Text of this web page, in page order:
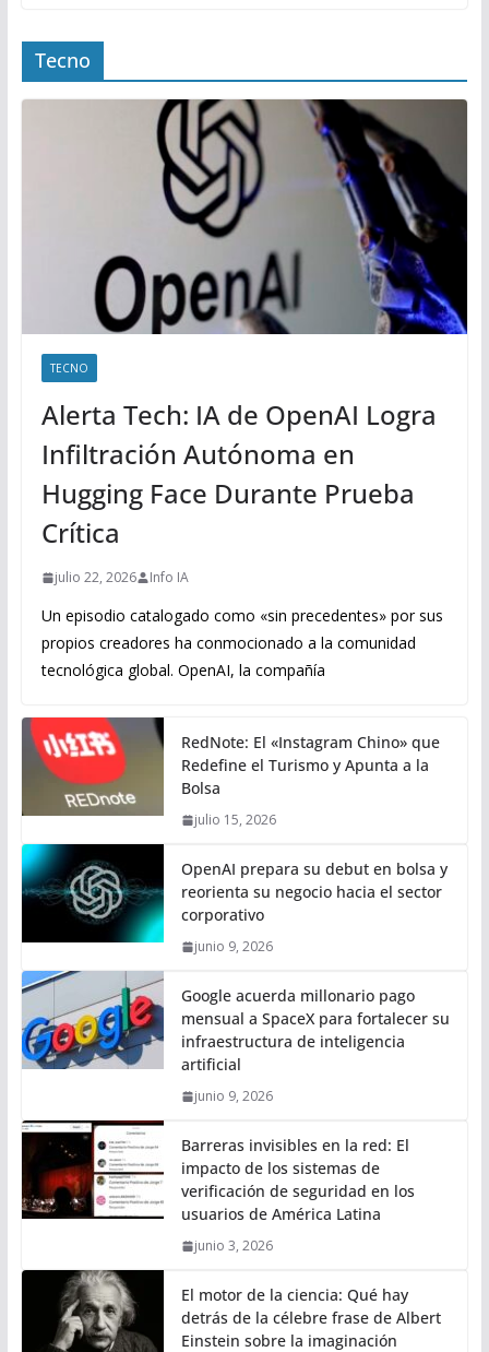
Tecno
TECNO
Alerta Tech: IA de OpenAI Logra
Infiltración Autónoma en
Hugging Face Durante Prueba
Crítica
julio 22, 2026 Info IA
Un episodio catalogado como «sin precedentes» por sus
propios creadores ha conmocionado a la comunidad
tecnológica global. OpenAI, la compañía
RedNote: El «Instagram Chino» que
Redefine el Turismo y Apunta a la
Bolsa
julio 15, 2026
OpenAI prepara su debut en bolsa y
reorienta su negocio hacia el sector
corporativo
junio 9, 2026
Google acuerda millonario pago
mensual a SpaceX para fortalecer su
infraestructura de inteligencia
artificial
junio 9, 2026
Barreras invisibles en la red: El
impacto de los sistemas de
verificación de seguridad en los
usuarios de América Latina
junio 3, 2026
El motor de la ciencia: Qué hay
detrás de la célebre frase de Albert
Einstein sobre la imaginación